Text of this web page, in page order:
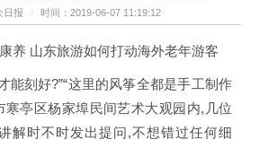
日报 / 时间：2019-06-07 11:19:12
养 山东旅游如何打动海外老年游客
能刻好?”“这里的风筝全都是手工制作
寒亭区杨家埠民间艺术大观园内,几位
解时不时发出提问,不想错过任何细